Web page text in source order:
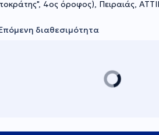
4ος όροφος), Πειραιάς,
διαθεσιμότητα